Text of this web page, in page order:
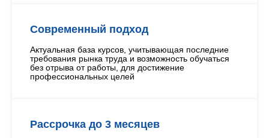
Современный подход
Актуальная база курсов, учитывающая последние
требования рынка труда и возможность обучаться
без отрыва от работы, для достижение
профессиональных целей
Рассрочка до 3 месяцев